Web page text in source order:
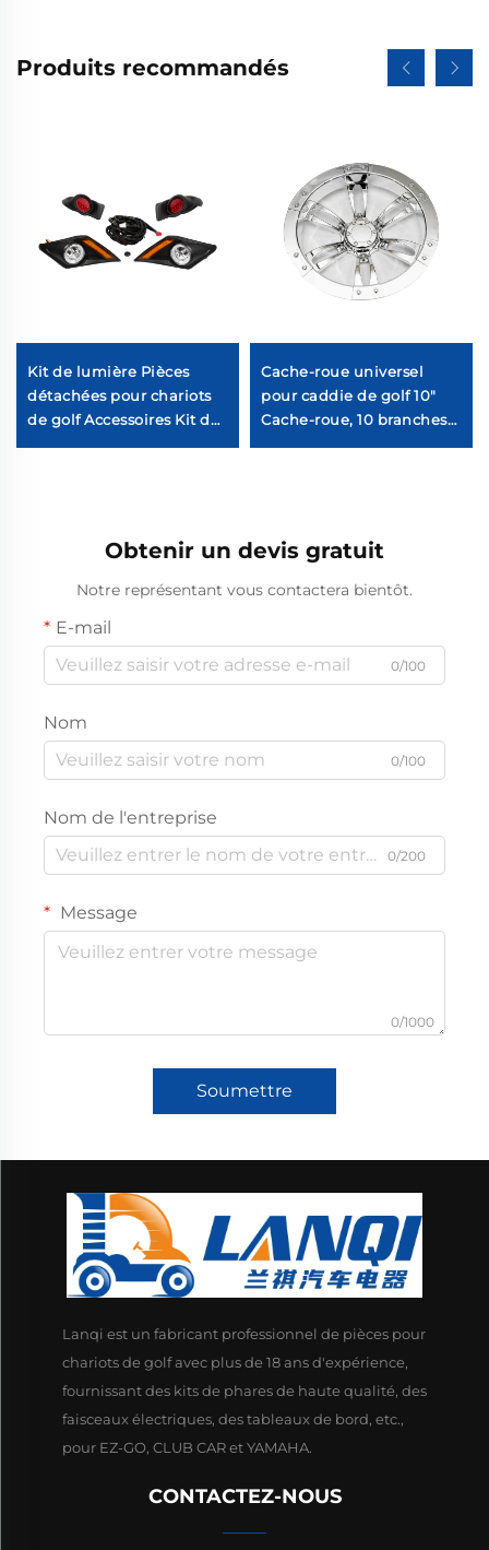
Produits recommandés
Kit de lumière Pièces
détachées pour chariots
de golf Accessoires Kit de
Cache-roue universel
pour caddie de golf 10"
Cache-roue, 10 branches
Obtenir un devis gratuit
Notre représentant vous contactera bientôt.
E-mail
0/100
Nom
0/100
Nom de l'entreprise
0/200
Message
0/1000
Soumettre
Lanqi est un fabricant professionnel de pièces pour
chariots de golf avec plus de 18 ans d'expérience,
fournissant des kits de phares de haute qualité, des
faisceaux électriques, des tableaux de bord, etc.,
pour EZ-GO, CLUB CAR et YAMAHA.
CONTACTEZ-NOUS